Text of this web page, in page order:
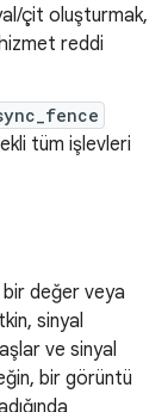
çit oluşturmak,
reddi
tüm işlevleri
değer veya
sinyal
ve sinyal
bir görüntü